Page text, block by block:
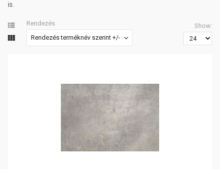
is.
Rendezés
Rendezés terméknév szerint +/-
Show: